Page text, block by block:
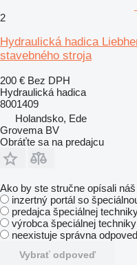
2
Hydraulická hadica
stavebného stroja
200 € Bez DPH
Hydraulická hadica
8001409
Holandsko, Ede
Grovema BV
Obráťte sa na predajcu
Ako by ste stručne opísali
inzertný portál so
predajca špeciálnej
výrobca špeciálnej techniky
neexistuje správna
Vybrať odpoveď